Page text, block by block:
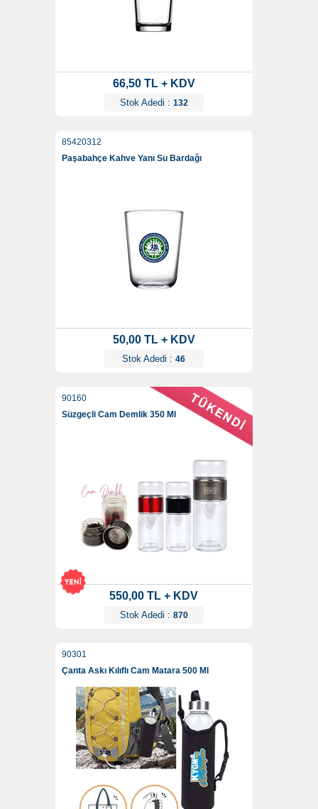
66,50 TL + KDV
Stok Adedi : 132
85420312
Paşabahçe Kahve Yanı Su Bardağı
50,00 TL + KDV
Stok Adedi : 46
90160
Süzgeçli Cam Demlik 350 Ml
550,00 TL + KDV
Stok Adedi : 870
90301
Çanta Askı Kılıflı Cam Matara 500 Ml